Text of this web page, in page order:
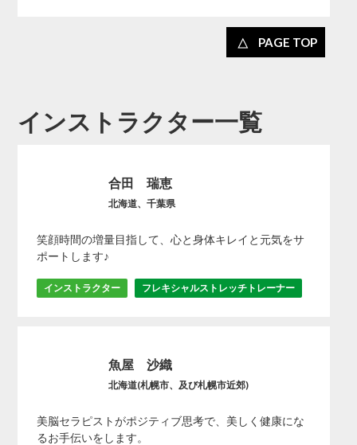
PAGE TOP
インストラクター一覧
合田 瑞恵
北海道、千葉県
笑顔時間の増量目指して、心と身体キレイと元気をサ
ポートします♪
インストラクター フレキシャルストレッチトレーナー
魚屋 沙織
北海道(札幌市、及び札幌市近郊)
美脳セラピストがポジティブ思考で、美しく健康にな
るお手伝いをします。